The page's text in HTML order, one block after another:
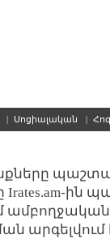
| Սոցիալական |
Irates.am-ին
ամբողջական